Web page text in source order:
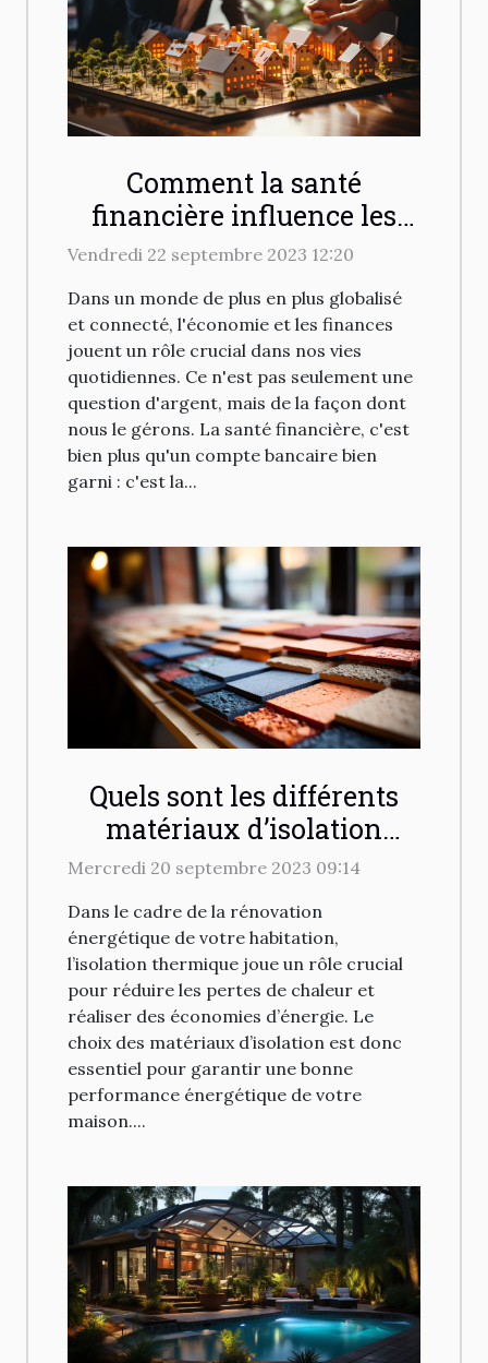
Comment la santé
financière influence les
investissements
Vendredi 22 septembre 2023 12:20
Dans un monde de plus en plus globalisé
et connecté, l'économie et les finances
jouent un rôle crucial dans nos vies
quotidiennes. Ce n'est pas seulement une
question d'argent, mais de la façon dont
nous le gérons. La santé financière, c'est
bien plus qu'un compte bancaire bien
garni : c'est la...
Quels sont les différents
matériaux d’isolation
thermique disponibles
Mercredi 20 septembre 2023 09:14
Dans le cadre de la rénovation
énergétique de votre habitation,
l’isolation thermique joue un rôle crucial
pour réduire les pertes de chaleur et
réaliser des économies d’énergie. Le
choix des matériaux d’isolation est donc
essentiel pour garantir une bonne
performance énergétique de votre
maison....